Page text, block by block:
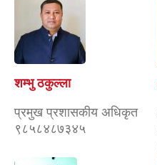
शम्भु ठकुल्ला
प्रमुख प्रशासकीय अधिकृत
९८५८४८७३४५